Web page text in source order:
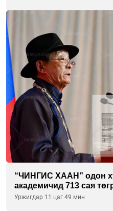
“ЧИНГИС ХААН” одон
академичид 713 сая төгрөгийн УРАМШУУЛАЛ
олгожээ
Уржигдар 11 цаг 49 мин